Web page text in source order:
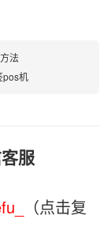
法
pos机
服
（点击复